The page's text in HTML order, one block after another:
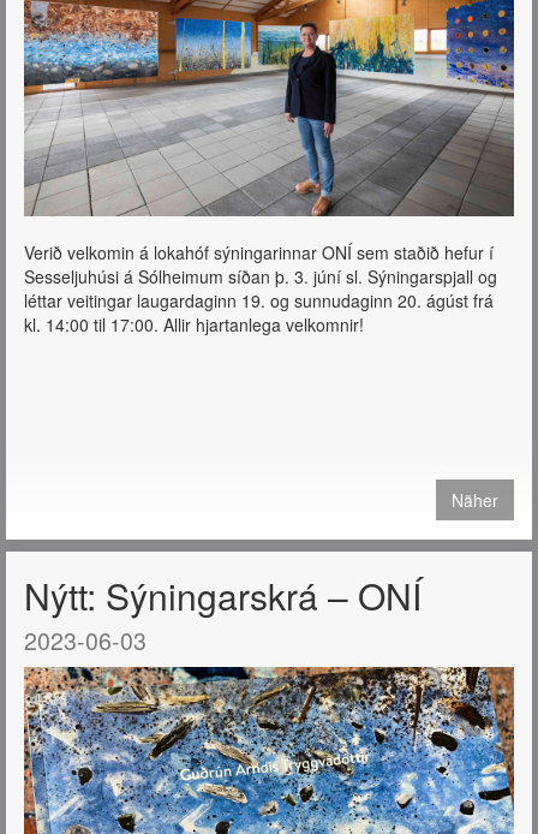
Verið velkomin á lokahóf sýningarinnar ONÍ sem staðið hefur í
Sesseljuhúsi á Sólheimum síðan þ. 3. júní sl. Sýningarspjall og
léttar veitingar laugardaginn 19. og sunnudaginn 20. ágúst frá
kl. 14:00 til 17:00. Allir hjartanlega velkomnir!
Näher
Nýtt: Sýningarskrá – ONÍ
2023-06-03